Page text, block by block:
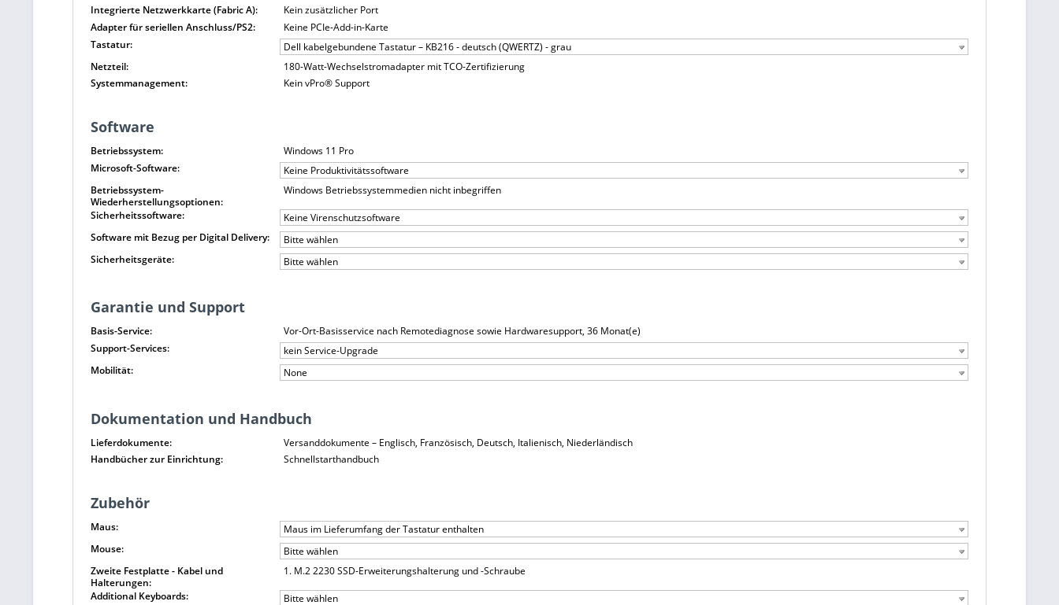
Integrierte Netzwerkkarte (Fabric A):
Kein zusätzlicher Port
Adapter für seriellen Anschluss/PS2:
Keine PCIe-Add-in-Karte
Tastatur:
Dell kabelgebundene Tastatur – KB216 - deutsch (QWERTZ) - grau
Netzteil:
180-Watt-Wechselstromadapter mit TCO-Zertifizierung
Systemmanagement:
Kein vPro® Support
Software
Betriebssystem:
Windows 11 Pro
Microsoft-Software:
Keine Produktivitätssoftware
Betriebssystem-
Wiederherstellungsoptionen:
Windows Betriebssystemmedien nicht inbegriffen
Sicherheitssoftware:
Keine Virenschutzsoftware
Software mit Bezug per Digital Delivery:
Bitte wählen
Sicherheitsgeräte:
Bitte wählen
Garantie und Support
Basis-Service:
Vor-Ort-Basisservice nach Remotediagnose sowie Hardwaresupport, 36 Monat(e)
Support-Services:
kein Service-Upgrade
Mobilität:
None
Dokumentation und Handbuch
Lieferdokumente:
Versanddokumente – Englisch, Französisch, Deutsch, Italienisch, Niederländisch
Handbücher zur Einrichtung:
Schnellstarthandbuch
Zubehör
Maus:
Maus im Lieferumfang der Tastatur enthalten
Mouse:
Bitte wählen
Zweite Festplatte - Kabel und
Halterungen:
1. M.2 2230 SSD-Erweiterungshalterung und -Schraube
Additional Keyboards:
Bitte wählen